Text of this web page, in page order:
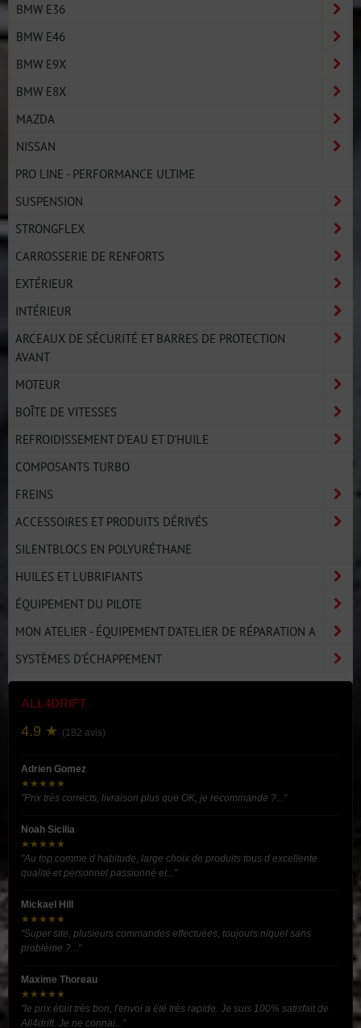
BMW E36
BMW E46
BMW E9X
BMW E8X
MAZDA
NISSAN
PRO LINE - PERFORMANCE ULTIME
SUSPENSION
STRONGFLEX
CARROSSERIE DE RENFORTS
EXTÉRIEUR
INTÉRIEUR
ARCEAUX DE SÉCURITÉ ET BARRES DE PROTECTION
AVANT
MOTEUR
BOÎTE DE VITESSES
REFROIDISSEMENT D'EAU ET D'HUILE
COMPOSANTS TURBO
FREINS
ACCESSOIRES ET PRODUITS DÉRIVÉS
SILENTBLOCS EN POLYURÉTHANE
HUILES ET LUBRIFIANTS
ÉQUIPEMENT DU PILOTE
MON ATELIER - ÉQUIPEMENT D'ATELIER DE RÉPARATION A
SYSTÈMES D'ÉCHAPPEMENT
ALL4DRIFT
4.9 ★ (182 avis)
Adrien Gomez
★★★★★
"Prix très corrects, livraison plus que OK, je recommande ?..."
Noah Sicilia
★★★★★
"Au top comme d habitude, large choix de produits tous d excellente
qualité et personnel passionné et..."
Mickael Hill
★★★★★
"Super site, plusieurs commandes effectuées, toujours niquel sans
problème ?..."
Maxime Thoreau
★★★★★
"le prix était très bon, l'envoi a été très rapide. Je suis 100% satisfait de
All4drift. Je ne connai..."